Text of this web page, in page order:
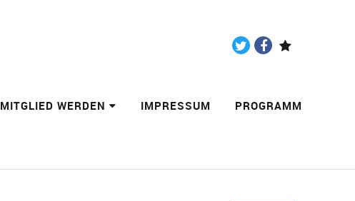
MITGLIED WERDEN IMPRESSUM PROGRAMM